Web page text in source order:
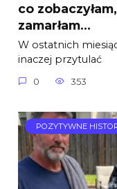
co
zamarłam…
W ostatnich
inaczej przytulać
0 353
POZYTYWNE